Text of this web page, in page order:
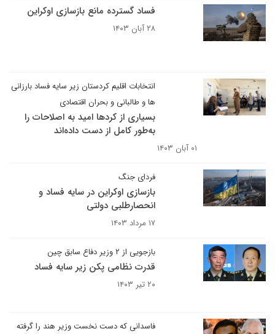
فساد گسترده مانع بازسازی اوکراین
۲۸ آبان ۱۴۰۳
انتخابات اقلیم کردستان‌ زیر سایه فساد بارزانی
ها و طالبانی و بحران اقتصادی
بسیاری از کردها امید به اصلاحات را
به‌طور کامل از دست داده‌اند
۰۱ آبان ۱۴۰۳
فردای جنگ
بازسازی اوکراین در سایه فساد و
انحصارطلبی دولتی
۱۷ مرداد ۱۴۰۳
بازجویی از ۲ وزیر دفاع سابق چین
قدرت نظامی پکن زیر سایه فساد
۲۰ تیر ۱۴۰۳
فاسدانی که دست نخست وزیر هند را گرفته